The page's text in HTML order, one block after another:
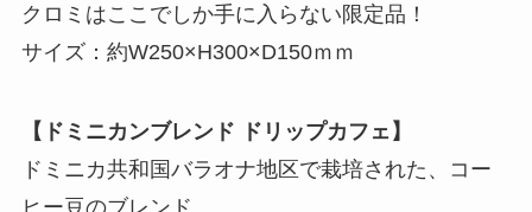
クロミはここでしか手に入らない限定品！
サイズ：約W250×H300×D150ｍｍ
【ドミニカンブレンド ドリップカフェ】
ドミニカ共和国バラオナ地区で栽培された、コー